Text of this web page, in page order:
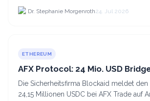
plant den Verkauf zweier Texas-Standorte
Dr. Stephanie Morgenroth24. Jul 2026
ETHEREUM
AFX Protocol: 24 Mio. USD
Die Sicherheitsfirma Blockaid meldet den
24,15 Millionen USDC bei AFX Trade auf